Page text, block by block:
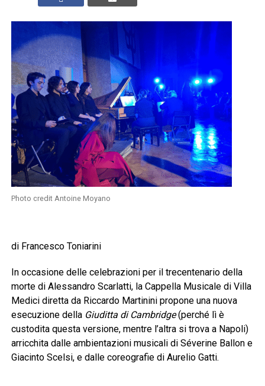
Photo credit Antoine Moyano
di Francesco Toniarini
In occasione delle celebrazioni per il trecentenario della
morte di Alessandro Scarlatti, la Cappella Musicale di Villa
Medici diretta da Riccardo Martinini propone una nuova
esecuzione della Giuditta di Cambridge(perché lì è
custodita questa versione, mentre l’altra si trova a Napoli)
arricchita dalle ambientazioni musicali di Séverine Ballon e
Giacinto Scelsi, e dalle coreografie di Aurelio Gatti.